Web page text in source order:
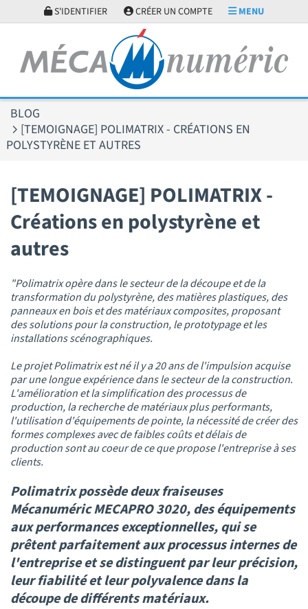
S'IDENTIFIER CRÉER UN COMPTE MENU
BLOG
[TEMOIGNAGE] POLIMATRIX - CRÉATIONS EN
POLYSTYRÈNE ET AUTRES
[TEMOIGNAGE] POLIMATRIX -
Créations en polystyrène et
autres
"Polimatrix opère dans le secteur de la découpe et de la
transformation du polystyrène, des matières plastiques, des
panneaux en bois et des matériaux composites, proposant
des solutions pour la construction, le prototypage et les
installations scénographiques.
Le projet Polimatrix est né il y a 20 ans de l'impulsion acquise
par une longue expérience dans le secteur de la construction.
L'amélioration et la simplification des processus de
production, la recherche de matériaux plus performants,
l'utilisation d'équipements de pointe, la nécessité de créer des
formes complexes avec de faibles coûts et délais de
production sont au coeur de ce que propose l'entreprise à ses
clients.
Polimatrix possède deux fraiseuses
Mécanuméric MECAPRO 3020, des équipements
aux performances exceptionnelles, qui se
prêtent parfaitement aux processus internes de
l'entreprise et se distinguent par leur précision,
leur fiabilité et leur polyvalence dans la
découpe de différents matériaux.
Panneau de gestion des cookies